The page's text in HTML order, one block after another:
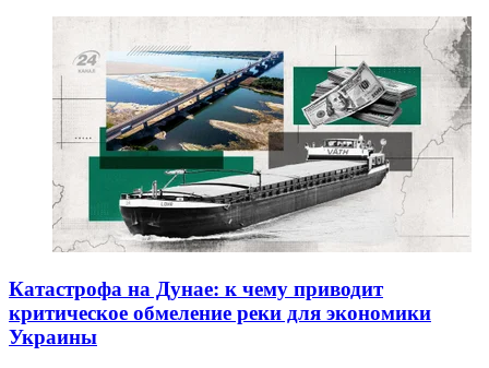
Катастрофа на Дунае: к чему приводит
критическое обмеление реки для экономики
Украины